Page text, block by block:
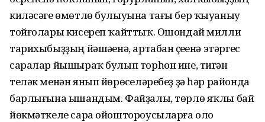
киләсәге өмөтлө булыуына тағы бер ҡыуаныу
тойғолары кисереп ҡайттыҡ. Ошондай милли
тарихыбыҙҙың йәшәүенә, артабан үҫеүенә этәргес
саралар йышыраҡ булып торһон ине, тигән
теләк менән янып йөрөүселәребеҙ ҙә һәр районда
барлығына ышандым. Файҙалы, төрлө яҡлы бай
йөкмәткеле сара ойоштороусыларға оло